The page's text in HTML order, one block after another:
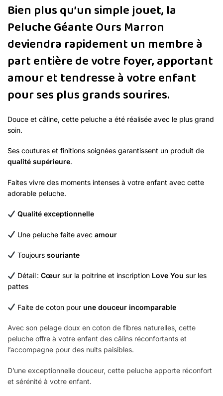
Bien plus qu’un simple jouet, la
Peluche Géante Ours Marron
deviendra rapidement un membre à
part entière de votre foyer, apportant
amour et tendresse à votre enfant
pour ses plus grands sourires.
Douce et câline, cette peluche a été réalisée avec le plus grand
soin.
Ses coutures et finitions soignées garantissent un produit de
qualité supérieure.
Faites vivre des moments intenses à votre enfant avec cette
adorable peluche.
Qualité exceptionnelle
Une peluche faite avec amour
Toujours souriante
Détail : Cœursur la poitrine et inscription Love You sur les
pattes
Faite de coton pour une douceur incomparable
Avec son pelage doux en coton de fibres naturelles, cette
peluche offre à votre enfant des câlins réconfortants et
l’accompagne pour des nuits paisibles.
D’une exceptionnelle douceur, cette peluche apporte réconfort
et sérénité à votre enfant.